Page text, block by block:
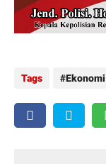
Tags Ekonomi